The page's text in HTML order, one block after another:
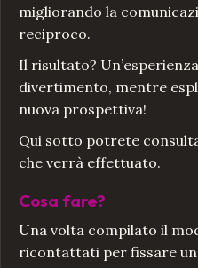
migliorando la
reciproco.
Il risultato?
divertimento, mentre
nuova prospettiva!
Qui sotto potrete
che verrà effettuato.
Cosa fare?
Una volta compilato il
ricontattati per fissare